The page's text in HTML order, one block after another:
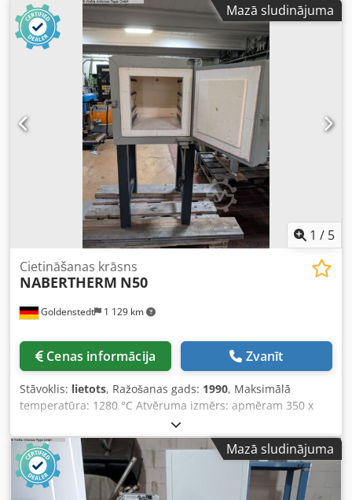
ražotnes. Credpfx Aezndtzjgpef
Mazā sludinājuma
1 / 5
Goldenstedt 1 129 km
Cietināšanas krāsns
NABERTHERM N50
Cenas informācija Zvanīt
Stāvoklis: lietots, Ražošanas gads: 1990, Maksimālā
temperatūra: 1280 °C Atvēruma izmērs: apmēram 350 x
350 mm Kameras dziļums: apmēram 400 mm Sildīšanas
jauda: 3,3 kW Kopējie izmēri: 830 x 700 x 600 mm Iekārtas
svars: apmēram 120 kg Vadība: "Program Controller S8"
Crodpfx Agszcq Dkspof Šajā krāsnī tika dedzināta tikai
keramika. Krāsnij ir ļoti zems elektroenerģijas patēriņš.
Mazā sludinājuma